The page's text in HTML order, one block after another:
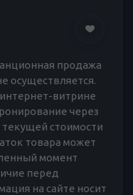
продажа
осуществляется.
витрине
через
текущей стоимости
товара может
момент
перед
на сайте носит